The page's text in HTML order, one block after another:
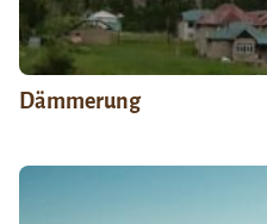
Dämmerung